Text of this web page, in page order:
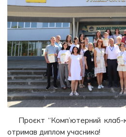
Проєкт “Комп’ютерний клаб-
отримав диплом учасника!